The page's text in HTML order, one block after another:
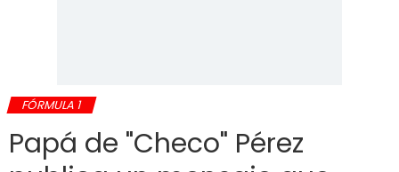
FÓRMULA 1
Papá de "Checo" Pérez